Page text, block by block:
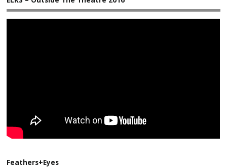
Feathers+Eyes